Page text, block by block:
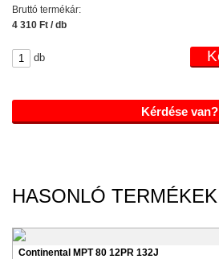
Bruttó termékár:
4 310 Ft / db
db
Kérdése van?
HASONLÓ TERMÉKEK
Continental MPT 80 12PR 132J